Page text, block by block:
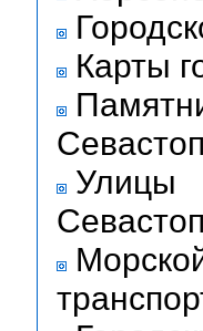
Карты
Улицы